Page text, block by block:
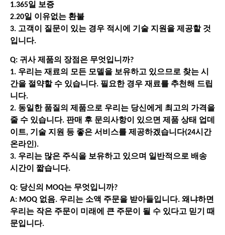
1.365일 보증
2.20일 이유없는 환불
3. 고객이 질문이 있는 경우 적시에 기술 지원을 제공할 것
입니다.
Q: 귀사 제품의 장점은 무엇입니까?
1. 우리는 재료의 모든 모델을 보유하고 있으므로 찾는 시
간을 절약할 수 있습니다. 필요한 경우 재료를 추천해 드립
니다.
2. 동일한 품질의 제품으로 우리는 당신에게 최고의 가격을
줄 수 있습니다. 판매 후 문의사항이 있으면 제품 상태 업데
이트, 기술 지원 등 좋은 서비스를 제공하겠습니다(24시간
온라인).
3. 우리는 많은 주식을 보유하고 있으며 일반적으로 배송
시간이 짧습니다.
Q: 당신의 MOQ는 무엇입니까?
A: MOQ 없음. 우리는 소액 주문을 받아들입니다. 왜냐하면
우리는 작은 주문이 미래에 큰 주문이 될 수 있다고 믿기 때
문입니다.